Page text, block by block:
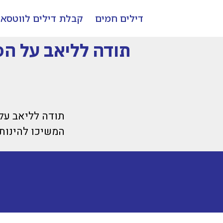
דילים חמים קבלת דילים
תודה לליאב על
תודה לליאב
המשיכו